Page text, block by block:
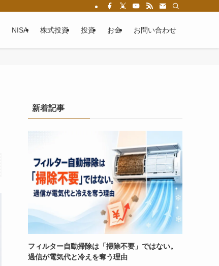
NISA 株式投資 投資 お金 お問い合わせ
新着記事
フィルター自動掃除は「掃除不要」ではない。
過信が電気代と冷えを奪う理由